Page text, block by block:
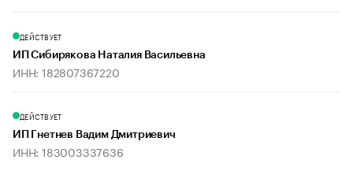
ДЕЙСТВУЕТ
ИП Сибирякова Наталия Васильевна
ИНН: 182807367220
ДЕЙСТВУЕТ
ИП Гнетнев Вадим Дмитриевич
ИНН: 183003337636